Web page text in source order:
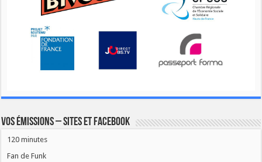
Vos émissions – Sites et Facebook
120 minutes
Fan de Funk